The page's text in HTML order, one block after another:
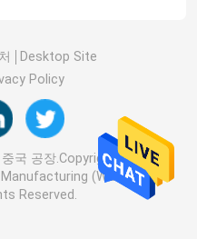
Desktop Site
Policy
중국 공장.Copyright ©
(Wuxi)
Reserved.